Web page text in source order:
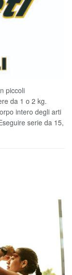
piccoli
da 1 o 2 kg.
intero degli arti
serie da 15,